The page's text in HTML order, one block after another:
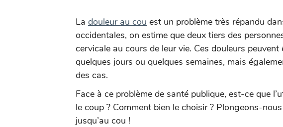
La douleur au cou est un problème très répandu
occidentales, on estime que deux tiers des
cervicale au cours de leur vie. Ces douleurs
quelques jours ou quelques semaines, mais
des cas.
Face à ce problème de santé publique, est-ce que
le coup ? Comment bien le choisir ? Plongeons-
jusqu’au cou !